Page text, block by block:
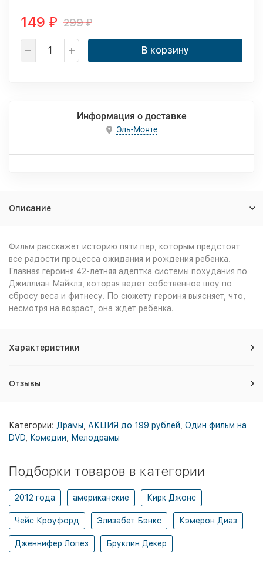
149 ₽ 299₽
В корзину
Информация о доставке
Эль-Монте
Описание
Фильм расскажет историю пяти пар, которым предстоят
все радости процесса ожидания и рождения ребенка.
Главная героиня 42-летняя адептка системы похудания по
Джиллиан Майклз, которая ведет собственное шоу по
сбросу веса и фитнесу. По сюжету героиня выясняет, что,
несмотря на возраст, она ждет ребенка.
Характеристики
Отзывы
Категории: Драмы АКЦИЯ до 199 рублей Один фильм на
DVD
Комедии Мелодрамы
Подборки товаров в категории
2012 года американские Кирк Джонс
Чейс Кроуфорд Элизабет Бэнкс Кэмерон Диаз
Дженнифер Лопез Бруклин Декер